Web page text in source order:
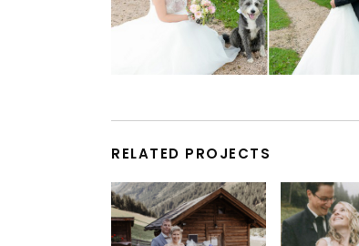
RELATED PROJECTS